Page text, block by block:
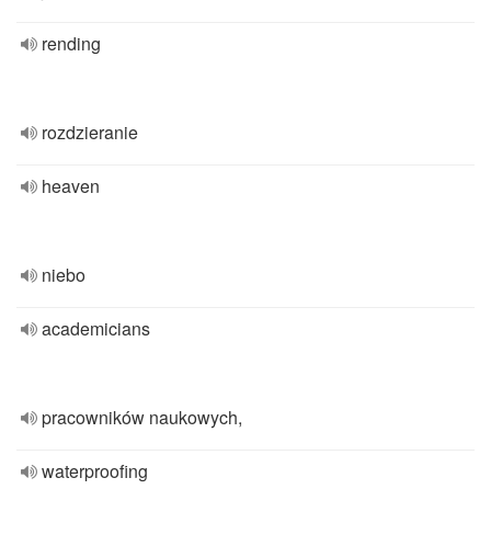
rending
rozdzieranie
heaven
niebo
academicians
pracowników naukowych,
waterproofing